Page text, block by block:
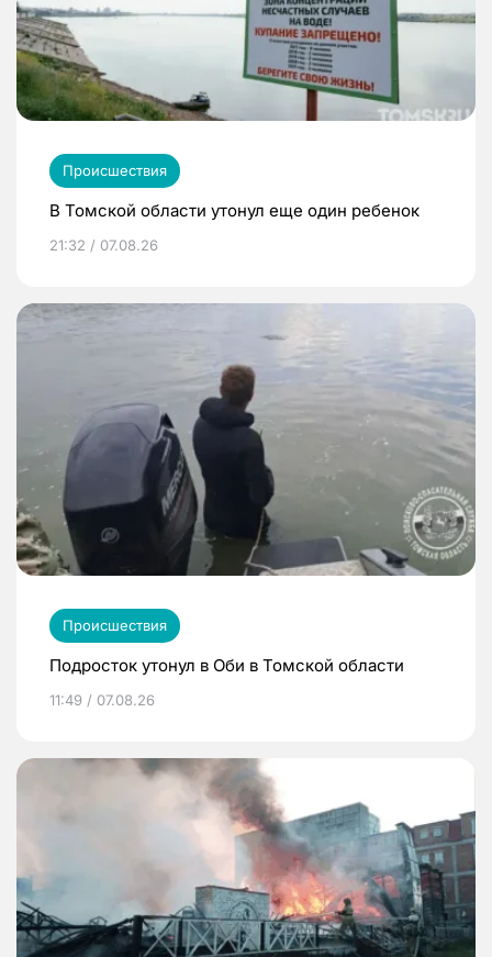
Происшествия
В Томской области утонул еще один ребенок
21:32 / 07.08.26
Происшествия
Подросток утонул в Оби в Томской области
11:49 / 07.08.26